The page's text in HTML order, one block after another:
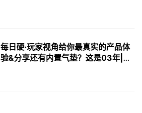
每日硬·玩家视角给你最真实的产品体
验&分享还有内置气垫？这是03年|玩